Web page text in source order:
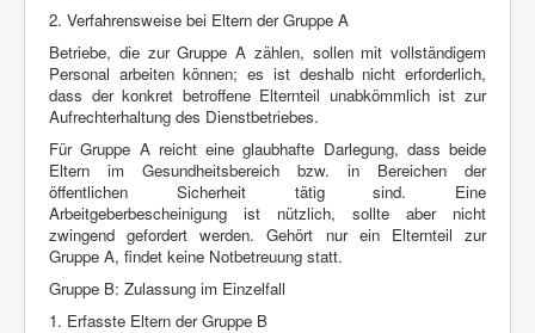
2. Verfahrensweise bei Eltern der Gruppe A
Betriebe, die zur Gruppe A zählen, sollen mit vollständigem
Personal arbeitenkönnen; es ist deshalb nicht erforderlich,
dass der konkret betroffene Elternteil unabkömmlich ist zur
Aufrechterhaltung des Dienstbetriebes.
Für Gruppe A reicht eine glaubhafte Darlegung, dass beide
Eltern im Gesundheitsbereich bzw. in Bereichen der
öffentlichen Sicherheit tätig sind. Eine
Arbeitgeberbescheinigung ist nützlich, sollte aber nicht
zwingend gefordert werden.Gehört nur ein Elternteil zur
Gruppe A, findet keine Notbetreuung statt.
Gruppe B: Zulassung im Einzelfall
1. Erfasste Eltern der Gruppe B